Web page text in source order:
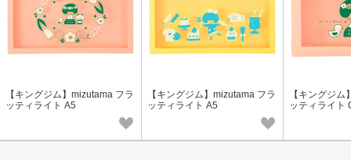
【キングジム】mizutama フラ
ッティライト A5
【キングジム】mizutama フラ
ッティライト A5
【キングジ
ッティライト